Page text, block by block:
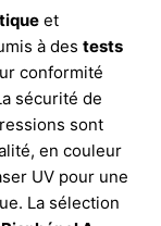
et
à des tests
conformité
sécurité de
sont
en couleur
UV pour une
La sélection